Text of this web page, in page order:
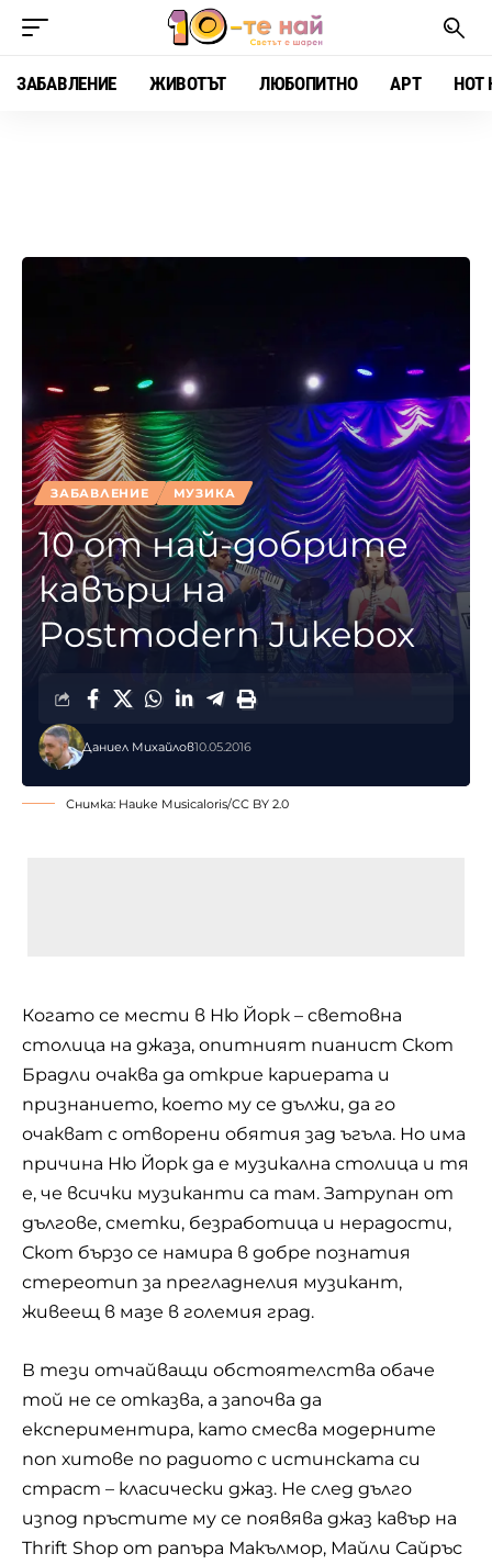
ЗАБАВЛЕНИЕ ЖИВОТЪТ ЛЮБОПИТНО АРТ HOT
ЗАБАВЛЕНИЕ МУЗИКА
10 от най-добрите
кавъри на
Postmodern Jukebox
Даниел Михайлов10.05.2016
Снимка: Hauke Musicaloris/CC BY 2.0
Когато се мести в Ню Йорк – световна
столица на джаза, опитният пианист Скот
Брадли очаква да открие кариерата и
признанието, което му се дължи, да го
очакват с отворени обятия зад ъгъла. Но има
причина Ню Йорк да е музикална столица и тя
е, че всички музиканти са там. Затрупан от
дългове, сметки, безработица и нерадости,
Скот бързо се намира в добре познатия
стереотип за прегладнелия музикант,
живеещ в мазе в големия град.
В тези отчайващи обстоятелства обаче
той не се отказва, а започва да
експериментира, като смесва модерните
поп хитове по радиото с истинската си
страст – класически джаз. Не след дълго
изпод пръстите му се появява джаз кавър на
Thrift Shop от рапъра Макълмор, Майли Сайръс